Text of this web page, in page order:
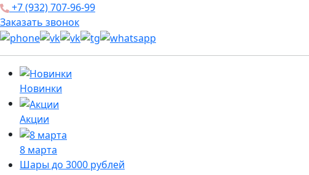
+7 (932) 707-96-99
Заказать звонок
Новинки
Акции
8 марта
Шары до 3000 рублей